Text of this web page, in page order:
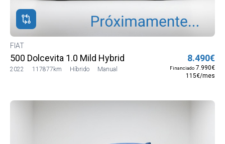
FIAT
500 Dolcevita 1.0 Mild Hybrid
2022 117877km Híbrido Manual
8.490€
Financiado 7.990€
115€/mes